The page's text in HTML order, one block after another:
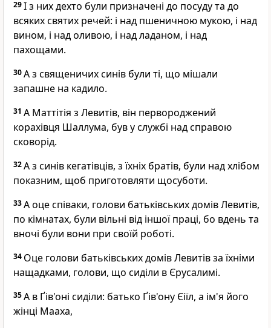
29І з них дехто були призначені до посуду та до
всяких святих речей: і над пшеничною мукою, і над
вином, і над оливою, і над ладаном, і над
пахощами.
30А з священичих синів були ті, що мішали
запашне на кадило.
31 А Маттітія з Левитів, він первороджений
корахівця Шаллума, був у службі над справою
сковорід.
32А з синів кегатівців, з їхніх братів, були над хлібом
показним, щоб приготовляти щосуботи.
33А оце співаки, голови батьківських домів Левитів,
по кімнатах, були вільні від іншої праці, бо вдень та
вночі були вони при своїй роботі.
34 Оце голови батьківських домів Левитів за їхніми
нащадками, голови, що сиділи в Єрусалимі.
35А в Ґів'оні сиділи: батько Ґів'ону Єіїл, а ім'я його
жінці Мааха,